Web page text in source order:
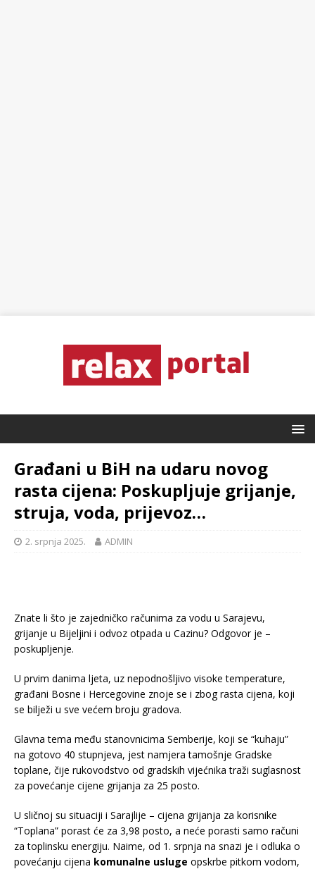
Građani u BiH na udaru novog
rasta cijena: Poskupljuje grijanje,
struja, voda, prijevoz…
2. srpnja 2025. ADMIN
Znate li što je zajedničko računima za vodu u Sarajevu,
grijanje u Bijeljini i odvoz otpada u Cazinu? Odgovor je –
poskupljenje.
U prvim danima ljeta, uz nepodnošljivo visoke temperature,
građani Bosne i Hercegovine znoje se i zbog rasta cijena, koji
se bilježi u sve većem broju gradova.
Glavna tema među stanovnicima Semberije, koji se “kuhaju”
na gotovo 40 stupnjeva, jest namjera tamošnje Gradske
toplane, čije rukovodstvo od gradskih vijećnika traži suglasnost
za povećanje cijene grijanja za 25 posto.
U sličnoj su situaciji i Sarajlije – cijena grijanja za korisnike
“Toplana” porast će za 3,98 posto, a neće porasti samo računi
za toplinsku energiju. Naime, od 1. srpnja na snazi je i odluka o
povećanju cijena komunalne usluge opskrbe pitkom vodom,